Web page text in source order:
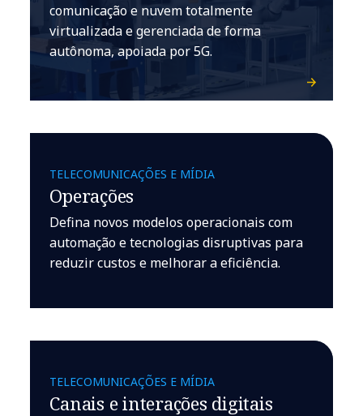
comunicação e nuvem totalmente
virtualizada e gerenciada de forma
autônoma, apoiada por 5G.
TELECOMUNICAÇÕES E MÍDIA
Operações
Defina novos modelos operacionais com
automação e tecnologias disruptivas para
reduzir custos e melhorar a eficiência.
TELECOMUNICAÇÕES E MÍDIA
Canais e interações digitais